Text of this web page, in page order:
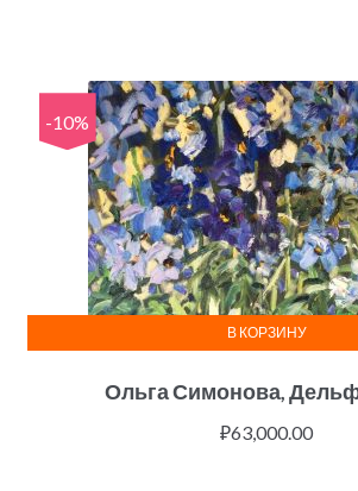
-10%
Ольга Симонова,
₽63,000.00
В КОРЗИНУ